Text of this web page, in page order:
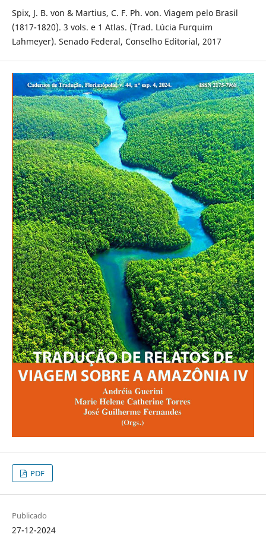
Spix, J. B. von & Martius, C. F. Ph. von. Viagem pelo Brasil
(1817-1820). 3 vols. e 1 Atlas. (Trad. Lúcia Furquim
Lahmeyer). Senado Federal, Conselho Editorial, 2017
PDF
Publicado
27-12-2024